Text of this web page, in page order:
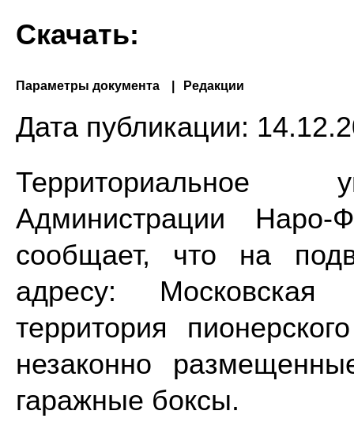
Скачать:
Параметры документа Редакции
Дата публикации:
Территориальное
Администрации Наро-
сообщает, что на
адресу:
территория
незаконно
гаражные боксы.